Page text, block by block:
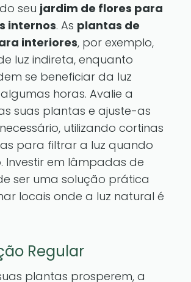
seu jardim de flores para
internos. As plantas de
interiores, por exemplo,
luz indireta, enquanto
se beneficiar da luz
horas. Avalie a
suas plantas e ajuste-as
utilizando cortinas
para filtrar a luz quando
Investir em lâmpadas de
ser uma solução prática
locais onde a luz natural é
Regular
plantas prosperem, a